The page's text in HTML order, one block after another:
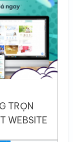
TRỌN
WEBSITE